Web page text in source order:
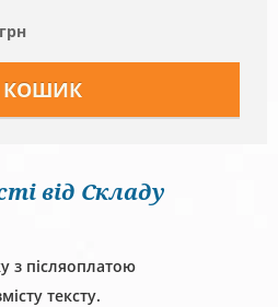
від Складу
з післяоплатою
тексту.